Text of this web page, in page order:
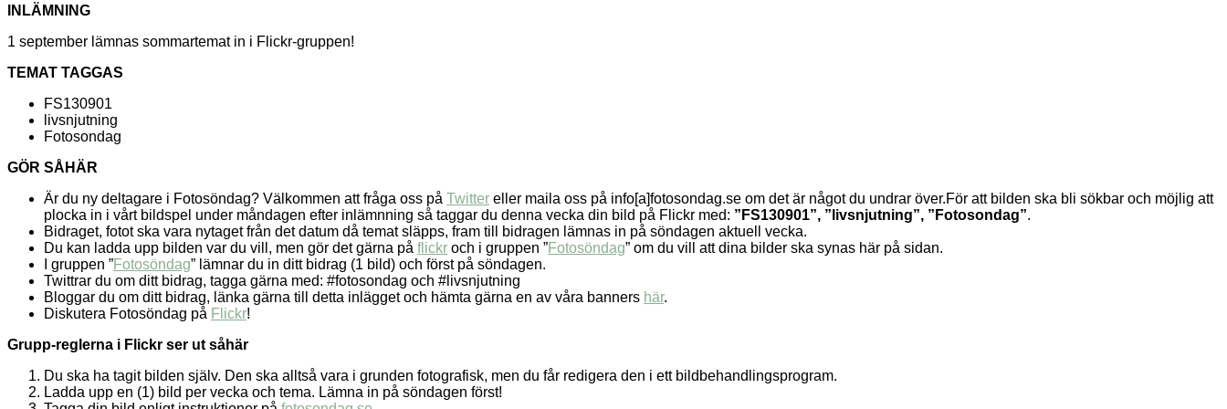
INLÄMNING
1 september lämnas sommartemat in i Flickr-gruppen!
TEMAT TAGGAS
FS130901
livsnjutning
Fotosondag
GÖR SÅHÄR
Är du ny deltagare i Fotosöndag? Välkommen att fråga oss på Twitter eller maila oss på info[a]fotosondag.se om det är något du undrar över.För att bilden ska bli sökbar och möjlig att
plocka in i vårt bildspel under måndagen efter inlämnning så taggar du denna vecka din bild på Flickr med: ”FS130901”, ”livsnjutning”, ”Fotosondag”.
Bidraget, fotot ska vara nytaget från det datum då temat släpps, fram till bidragen lämnas in på söndagen aktuell vecka.
Du kan ladda upp bilden var du vill, men gör det gärna på flickr och i gruppen ”Fotosöndag” om du vill att dina bilder ska synas här på sidan.
I gruppen ”Fotosöndag” lämnar du in ditt bidrag (1 bild) och först på söndagen.
Twittrar du om ditt bidrag, tagga gärna med: #fotosondag och #livsnjutning
Bloggar du om ditt bidrag, länka gärna till detta inlägget och hämta gärna en av våra banners här.
Diskutera Fotosöndag på Flickr!
Grupp-reglerna i Flickr ser ut såhär
Du ska ha tagit bilden själv. Den ska alltså vara i grunden fotografisk, men du får redigera den i ett bildbehandlingsprogram.
Ladda upp en (1) bild per vecka och tema. Lämna in på söndagen först!